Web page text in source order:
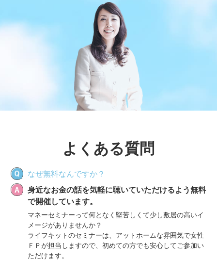
よくある質問
なぜ無料なんですか？
身近なお金の話を気軽に聴いていただけるよう無料
で開催しています。
マネーセミナーって何となく堅苦しくて少し敷居の高いイ
メージがありませんか？
ライフキットのセミナーは、アットホームな雰囲気で女性
ＦＰが担当しますので、初めての方でも安心してご参加い
ただけます。